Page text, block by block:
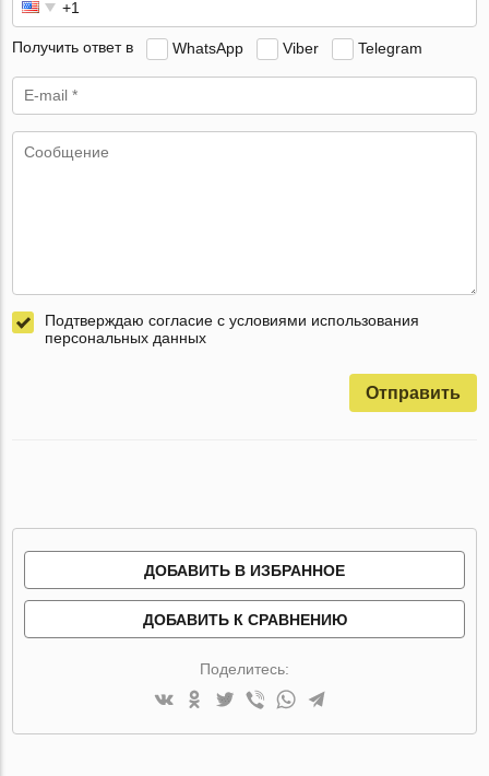
Получить ответ в WhatsApp Viber Telegram
Подтверждаю согласие с условиями использования
персональных данных
Отправить
ДОБАВИТЬ В ИЗБРАННОЕ
ДОБАВИТЬ К СРАВНЕНИЮ
Поделитесь: